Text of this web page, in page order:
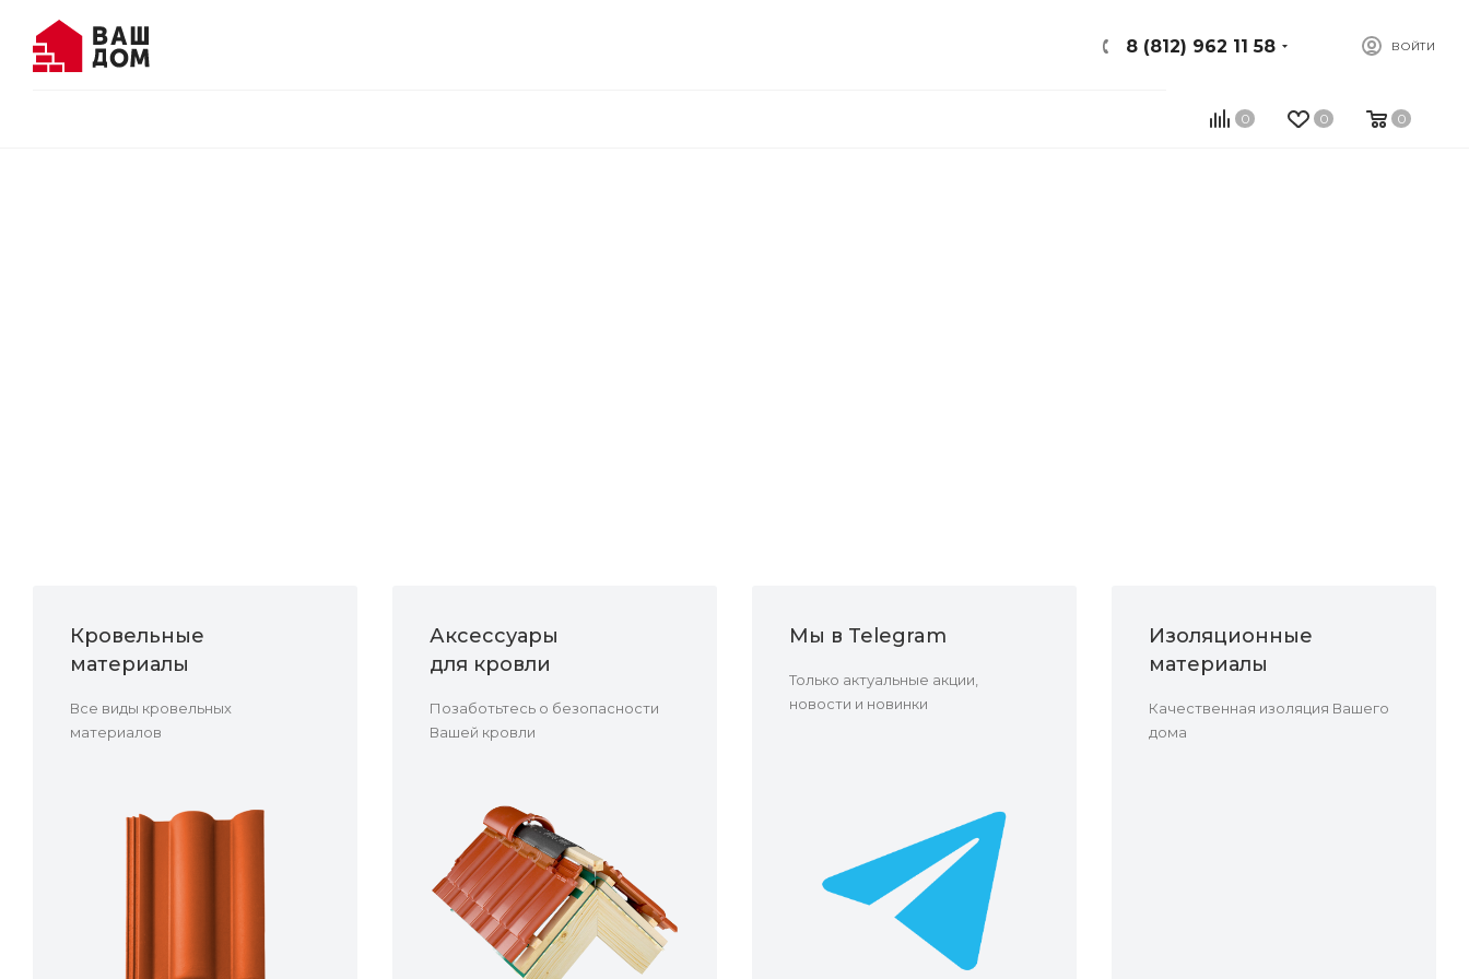
ВОЙТИ
8 (812) 962 11 58
0 0 0
Кровельные
материалы
Все виды кровельных
материалов
Аксессуары
для кровли
Позаботьтесь о безопасности
Вашей кровли
Мы в Telegram
Только актуальные акции,
новости и новинки
Изоляционные
материалы
Качественная изоляция Вашего
дома